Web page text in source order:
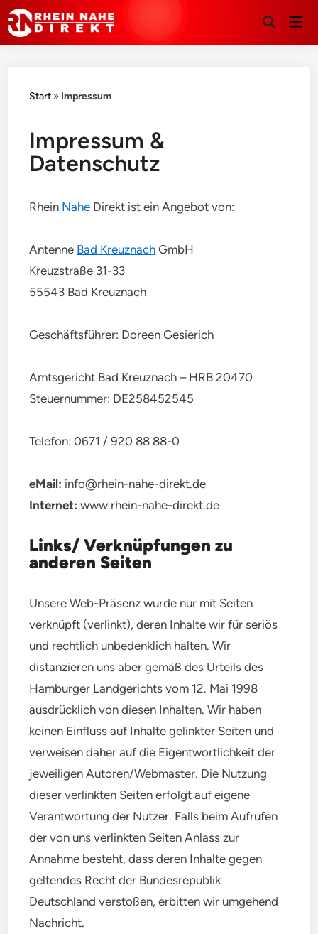
Suche
Start » Impressum
Impressum &
Datenschutz
Rhein Nahe Direkt ist ein Angebot von:
Antenne Bad Kreuznach GmbH
Kreuzstraße 31-33
55543 Bad Kreuznach
Geschäftsführer: Doreen Gesierich
Amtsgericht Bad Kreuznach – HRB 20470
Steuernummer: DE258452545
Telefon: 0671 / 920 88 88-0
eMail: info@rhein-nahe-direkt.de
Internet: www.rhein-nahe-direkt.de
Links/ Verknüpfungen zu
anderen Seiten
Unsere Web-Präsenz wurde nur mit Seiten
verknüpft (verlinkt), deren Inhalte wir für seriös
und rechtlich unbedenklich halten. Wir
distanzieren uns aber gemäß des Urteils des
Hamburger Landgerichts vom 12. Mai 1998
ausdrücklich von diesen Inhalten. Wir haben
keinen Einfluss auf Inhalte gelinkter Seiten und
verweisen daher auf die Eigentwortlichkeit der
jeweiligen Autoren/Webmaster. Die Nutzung
dieser verlinkten Seiten erfolgt auf eigene
Verantwortung der Nutzer. Falls beim Aufrufen
der von uns verlinkten Seiten Anlass zur
Annahme besteht, dass deren Inhalte gegen
geltendes Recht der Bundesrepublik
Deutschland verstoßen, erbitten wir umgehend
Nachricht.